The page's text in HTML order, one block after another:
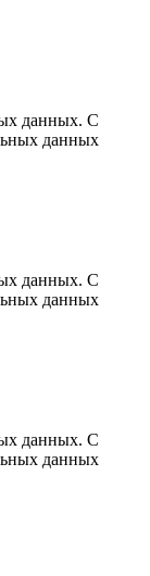
данных. С
данных
данных. С
данных
данных. С
данных